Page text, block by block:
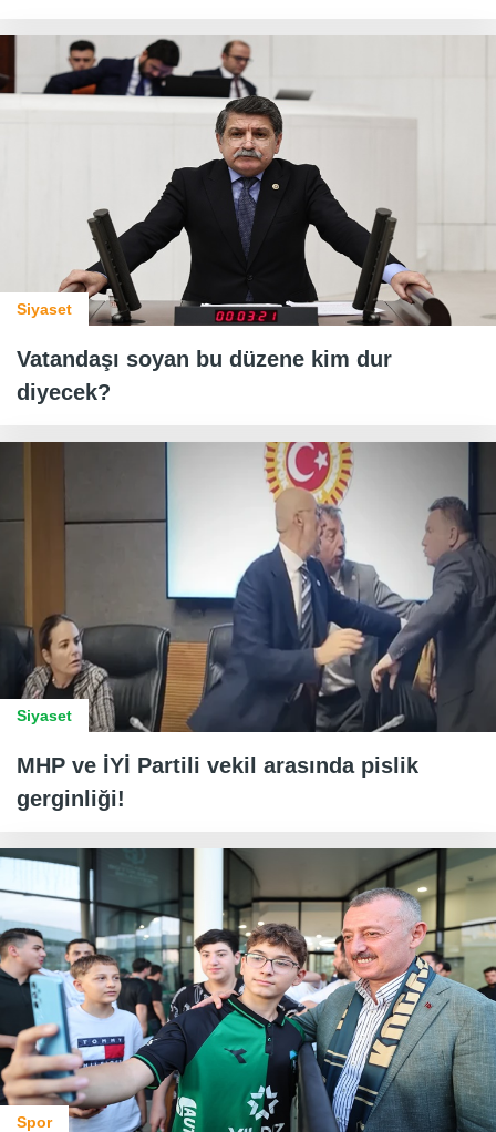
Siyaset
Vatandaşı soyan bu düzene kim dur
diyecek?
Siyaset
MHP ve İYİ Partili vekil arasında pislik
gerginliği!
Spor